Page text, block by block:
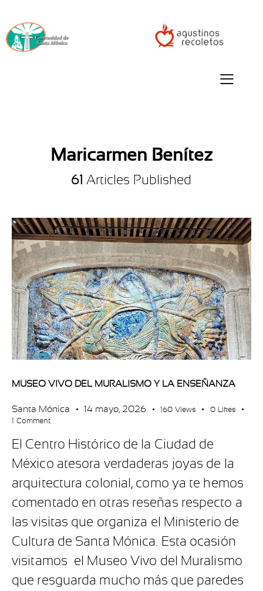
Maricarmen Benítez
61 Articles Published
MUSEO VIVO DEL MURALISMO Y LA ENSEÑANZA
Santa Mónica 14 mayo, 2026 160 Views 0 Likes
1 Comment
El Centro Histórico de la Ciudad de
México atesora verdaderas joyas de la
arquitectura colonial, como ya te hemos
comentado en otras reseñas respecto a
las visitas que organiza el Ministerio de
Cultura de Santa Mónica. Esta ocasión
visitamos el Museo Vivo del Muralismo
que resguarda mucho más que paredes